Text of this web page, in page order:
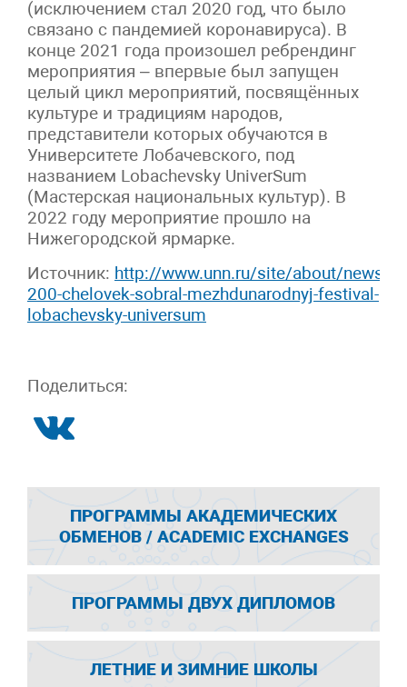
(исключением стал 2020 год, что было
связано с пандемией коронавируса). В
конце 2021 года произошел ребрендинг
мероприятия – впервые был запущен
целый цикл мероприятий, посвящённых
культуре и традициям народов,
представители которых обучаются в
Университете Лобачевского, под
названием Lobachevsky UniverSum
(Мастерская национальных культур). В
2022 году мероприятие прошло на
Нижегородской ярмарке.
Источник: http://www.unn.ru/site/about/news/
200-chelovek-sobral-mezhdunarodnyj-festival-
lobachevsky-universum
Поделиться:
ПРОГРАММЫ АКАДЕМИЧЕСКИХ
ОБМЕНОВ / ACADEMIC EXCHANGES
ПРОГРАММЫ ДВУХ ДИПЛОМОВ
ЛЕТНИЕ И ЗИМНИЕ ШКОЛЫ